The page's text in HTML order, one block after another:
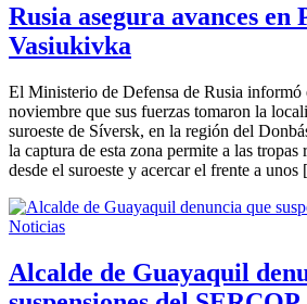
Rusia asegura avances en
Vasiukivka
El Ministerio de Defensa de Rusia informó
noviembre que sus fuerzas tomaron la
suroeste de Síversk, en la región del
la captura de esta zona permite a las tropas
desde el suroeste y acercar el frente a
Noticias
Alcalde de Guayaquil